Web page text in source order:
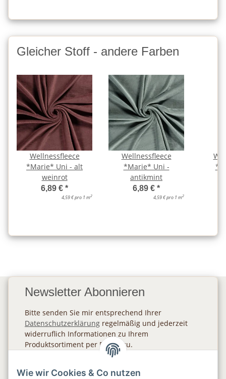
Gleicher Stoff - andere Farben
Wellnessfleece
*Marie* Uni - alt
weinrot
6,89 € *
4,59 € pro 1 m2
Wellnessfleece
*Marie* Uni -
antikmint
6,89 € *
4,59 € pro 1 m2
Newsletter Abonnieren
Bitte senden Sie mir entsprechend Ihrer
Datenschutzerklärung regelmäßig und jederzeit
widerruflich Informationen zu Ihrem
Produktsortiment per E-Mail zu.
Wie wir Cookies & Co nutzen